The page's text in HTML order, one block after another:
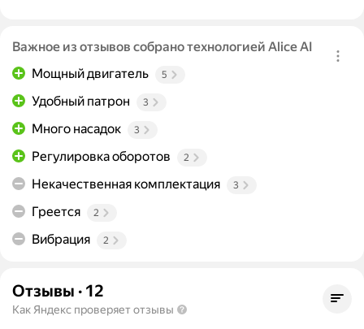
Важное из отзывов собрано технологией Alice AI
Мощный двигатель
5
Удобный патрон 3
Много насадок 3
Регулировка оборотов 2
Некачественная комплектация 3
Греется 2
Вибрация 2
Отзывы · 12
Как Яндекс проверяет отзывы